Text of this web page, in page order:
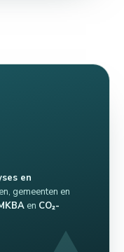
en
gemeenten en
en CO₂-